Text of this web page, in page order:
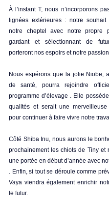
À l’instant T, nous n’incorporons
lignées extérieures : notre souhait
notre cheptel avec notre propre
gardant et sélectionnant de
porteront nos espoirs et notre
Nous espérons que la jolie Niobe,
de santé, pourra rejoindre
programme d’élevage . Elle
qualités et serait une merveilleuse
Côté Shiba Inu, nous aurons le
prochainement les chiots de Tiny et
une portée en début d’année avec
. Enfin, si tout se déroule comme
Vaya viendra également enrichir
le futur.